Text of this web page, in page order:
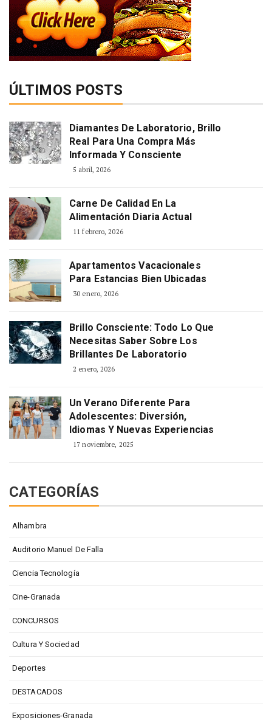
ÚLTIMOS POSTS
Diamantes De Laboratorio, Brillo
Real Para Una Compra Más
Informada Y Consciente
5 abril, 2026
Carne De Calidad En La
Alimentación Diaria Actual
11 febrero, 2026
Apartamentos Vacacionales
Para Estancias Bien Ubicadas
30 enero, 2026
Brillo Consciente: Todo Lo Que
Necesitas Saber Sobre Los
Brillantes De Laboratorio
2 enero, 2026
Un Verano Diferente Para
Adolescentes: Diversión,
Idiomas Y Nuevas Experiencias
17 noviembre, 2025
CATEGORÍAS
Alhambra
Auditorio Manuel De Falla
Ciencia Tecnología
Cine-Granada
CONCURSOS
Cultura Y Sociedad
Deportes
DESTACADOS
Exposiciones-Granada